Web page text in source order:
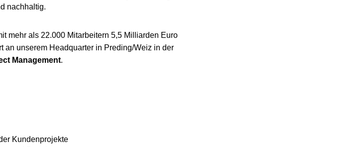
nachhaltig.
mehr als 22.000 Mitarbeitern 5,5 Milliarden Euro
an unserem Headquarter in Preding/Weiz in der
Management.
Kundenprojekte